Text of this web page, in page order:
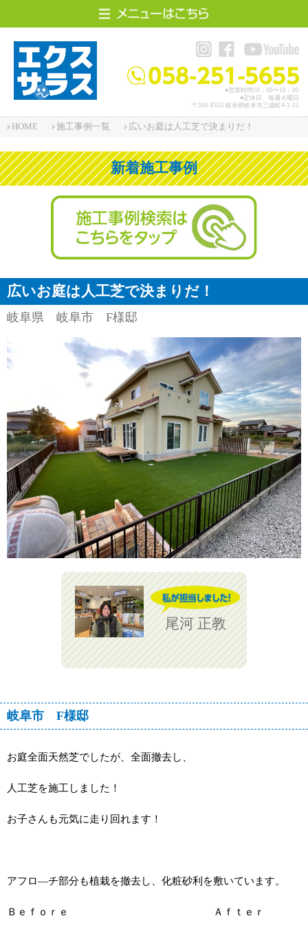
施工事例
エクスザラスって？
店舗案内
アクセス
お問い合わせ
スタッフ紹介
リフォームサイト
●営業時間10：00〜18：00
●定休日 毎週火曜日
〒500-8335 岐阜県岐阜市三歳町4-1-15
HOME 施工事例一覧 広いお庭は人工芝で決まりだ！
新着施工事例
施工事例選択
外構エクステリア工事一式
ガレージ・車庫まわり
サイクルポート
ゲート
ガレージシャッター
土間コンクリート
お庭周り
デッキ 立水栓
門まわり・アプローチ
フェンス 門扉 門塀 門柱
ポスト
表札
テラスまわり
テラス サンルーム
ガーデンルーム
オーニング
その他
ブロック積み 塀 植裁
広いお庭は人工芝で決まりだ！
岐阜県 岐阜市 F様邸
尾河 正教
岐阜市 F様邸
お庭全面天然芝でしたが、全面撤去し、
人工芝を施工しました！
お子さんも元気に走り回れます！
アフロ―チ部分も植栽を撤去し、化粧砂利を敷いています。
Ｂｅｆｏｒｅ Ａｆｔｅｒ